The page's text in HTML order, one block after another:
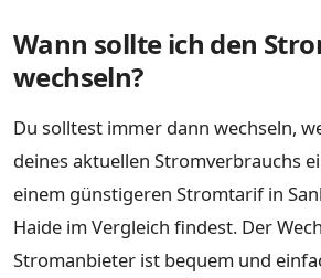
Wann sollte ich den
wechseln?
Du solltest immer dann wechseln,
deines aktuellen Stromverbrauchs
einem günstigeren Stromtarif in
Haide im Vergleich findest. Der
Stromanbieter ist bequem und